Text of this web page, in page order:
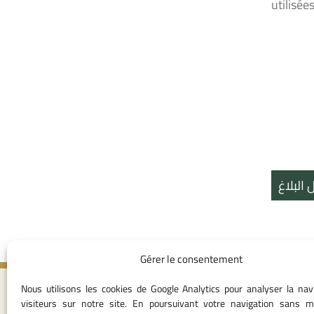
Gérer le consentement
Nous utilisons les cookies de Google Analytics pour analyser la
visiteurs sur notre site. En poursuivant votre navigation sans
Contact